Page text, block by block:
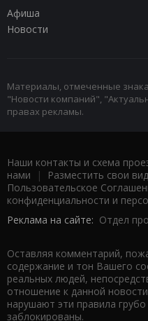
Афиша
Новости
Материалы, отмеченные
"Новости компаний",
правах рекламы.
Наши контакты и схема
нами | Разместить свои
Пользовательское
конфиденциальности и
Реклама на сайте: Отдел
Оставляя комментарий,
содержание и тон Вашего
реальных людей,
отношение к данной
нарушают эти правила
заблокированы.